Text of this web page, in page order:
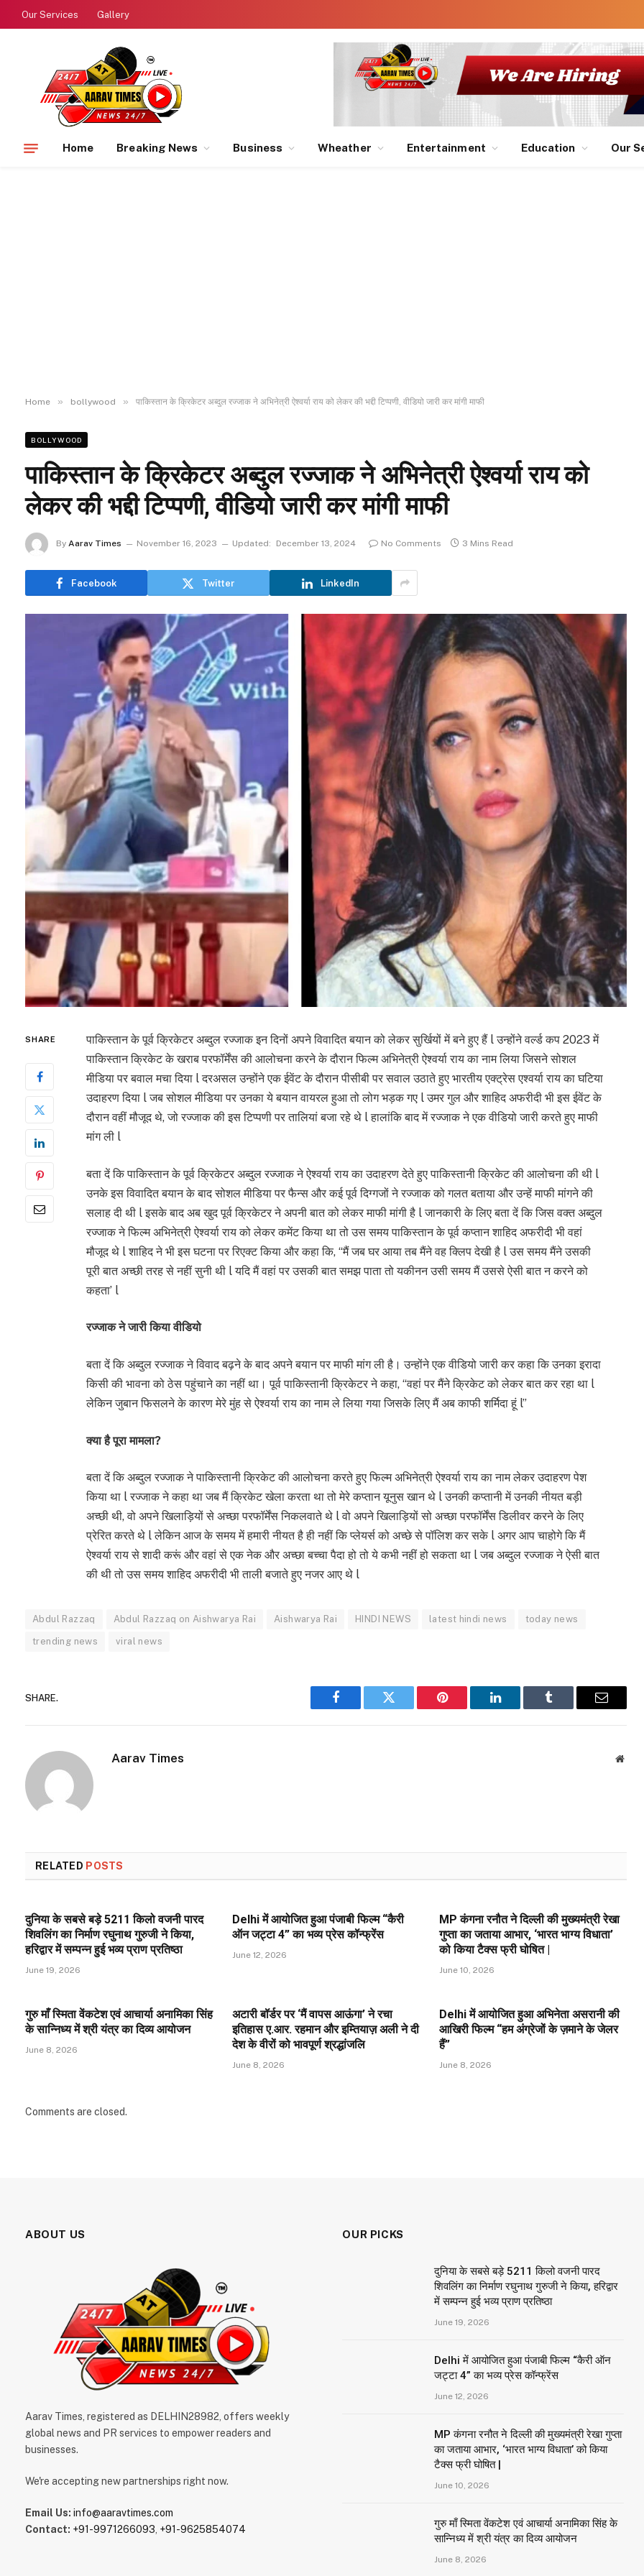
Our Services Gallery
Home Breaking News Business Wheather Entertainment Education Our
Home » bollywood » पाकिस्तान के क्रिकेटर अब्दुल रज्जाक ने अभिनेत्री ऐश्वर्या राय को लेकर की भद्दी टिप्पणी, वीडियो जारी कर मांगी माफी
BOLLYWOOD
पाकिस्तान के क्रिकेटर अब्दुल रज्जाक ने अभिनेत्री ऐश्वर्या राय को
लेकर की भद्दी टिप्पणी, वीडियो जारी कर मांगी माफी
By Aarav Times November 16, 2023 Updated: December 13, 2024 No Comments 3 Mins Read
Facebook Twitter LinkedIn
SHARE
पाकिस्तान के पूर्व क्रिकेटर अब्दुल रज्जाक इन दिनों अपने विवादित बयान को लेकर सुर्खियों में बने हुए हैं l उन्होंने वर्ल्ड कप 2023 में
पाकिस्तान क्रिकेट के खराब परफॉर्मेंस की आलोचना करने के दौरान फिल्म अभिनेत्री ऐश्वर्या राय का नाम लिया जिसने सोशल
मीडिया पर बवाल मचा दिया l दरअसल उन्होंने एक ईवेंट के दौरान पीसीबी पर सवाल उठाते हुए भारतीय एक्ट्रेस एश्वर्या राय का घटिया
उदाहरण दिया l जब सोशल मीडिया पर उनका ये बयान वायरल हुआ तो लोग भड़क गए l उमर गुल और शाहिद अफरीदी भी इस ईवेंट के
दौरान वहीं मौजूद थे, जो रज्जाक की इस टिप्पणी पर तालियां बजा रहे थे l हालांकि बाद में रज्जाक ने एक वीडियो जारी करते हुए माफी
मांग ली l
बता दें कि पाकिस्तान के पूर्व क्रिकेटर अब्दुल रज्जाक ने ऐश्वर्या राय का उदाहरण देते हुए पाकिस्तानी क्रिकेट की आलोचना की थी l
उनके इस विवादित बयान के बाद सोशल मीडिया पर फैन्स और कई पूर्व दिग्गजों ने रज्जाक को गलत बताया और उन्हें माफी मांगने की
सलाह दी थी l इसके बाद अब खुद पूर्व क्रिकेटर ने अपनी बात को लेकर माफी मांगी है l जानकारी के लिए बता दें कि जिस वक्त अब्दुल
रज्जाक ने फिल्म अभिनेत्री ऐश्वर्या राय को लेकर कमेंट किया था तो उस समय पाकिस्तान के पूर्व कप्तान शाहिद अफरीदी भी वहां
मौजूद थे l शाहिद ने भी इस घटना पर रिएक्ट किया और कहा कि, “मैं जब घर आया तब मैंने वह क्लिप देखी है l उस समय मैंने उसकी
पूरी बात अच्छी तरह से नहीं सुनी थी l यदि मैं वहां पर उसकी बात समझ पाता तो यकीनन उसी समय मैं उससे ऐसी बात न करने को
कहता’ l
रज्जाक ने जारी किया वीडियो
बता दें कि अब्दुल रज्जाक ने विवाद बढ़ने के बाद अपने बयान पर माफी मांग ली है। उन्होंने एक वीडियो जारी कर कहा कि उनका इरादा
किसी की भावना को ठेस पहुंचाने का नहीं था। पूर्व पाकिस्तानी क्रिकेटर ने कहा, “वहां पर मैंने क्रिकेट को लेकर बात कर रहा था l
लेकिन जुबान फिसलने के कारण मेरे मुंह से ऐश्वर्या राय का नाम ले लिया गया जिसके लिए मैं अब काफी शर्मिदा हूं l”
क्या है पूरा मामला?
बता दें कि अब्दुल रज्जाक ने पाकिस्तानी क्रिकेट की आलोचना करते हुए फिल्म अभिनेत्री ऐश्वर्या राय का नाम लेकर उदाहरण पेश
किया था l रज्जाक ने कहा था जब मैं क्रिकेट खेला करता था तो मेरे कप्तान यूनुस खान थे l उनकी कप्तानी में उनकी नीयत बड़ी
अच्छी थी, वो अपने खिलाड़ियों से अच्छा परफॉर्मेंस निकलवाते थे l वो अपने खिलाड़ियों सो अच्छा परफॉर्मेंस डिलीवर करने के लिए
प्रेरित करते थे l लेकिन आज के समय में हमारी नीयत है ही नहीं कि प्लेयर्स को अच्छे से पॉलिश कर सके l अगर आप चाहोगे कि मैं
ऐश्वर्या राय से शादी करूं और वहां से एक नेक और अच्छा बच्चा पैदा हो तो ये कभी नहीं हो सकता था l जब अब्दुल रज्जाक ने ऐसी बात
की थी तो उस समय शाहिद अफरीदी भी ताली बजाते हुए नजर आए थे l
Abdul Razzaq Abdul Razzaq on Aishwarya Rai Aishwarya Rai HINDI NEWS latest hindi news today news
trending news viral news
SHARE.
Facebook Twitter Pinterest LinkedIn Tumblr Email
Aarav Times
RELATED POSTS
दुनिया के सबसे बड़े 5211 किलो वजनी पारद
शिवलिंग का निर्माण रघुनाथ गुरुजी ने किया,
हरिद्वार में सम्पन्न हुई भव्य प्राण प्रतिष्ठा
June 19, 2026
Delhi में आयोजित हुआ पंजाबी फिल्म “कैरी
ऑन जट्टा 4” का भव्य प्रेस कॉन्फ्रेंस
June 12, 2026
MP कंगना रनौत ने दिल्ली की मुख्यमंत्री रेखा
गुप्ता का जताया आभार, ‘भारत भाग्य विधाता’
को किया टैक्स फ्री घोषित |
June 10, 2026
गुरु माँ स्मिता वेंकटेश एवं आचार्या अनामिका सिंह
के सान्निध्य में श्री यंत्र का दिव्य आयोजन
June 8, 2026
अटारी बॉर्डर पर ‘मैं वापस आऊंगा’ ने रचा
इतिहास ए.आर. रहमान और इम्तियाज़ अली ने दी
देश के वीरों को भावपूर्ण श्रद्धांजलि
June 8, 2026
Delhi में आयोजित हुआ अभिनेता असरानी की
आखिरी फिल्म “हम अंग्रेजों के ज़माने के जेलर
हैं”
June 8, 2026
Comments are closed.
ABOUT US
Aarav Times, registered as DELHIN28982, offers weekly
global news and PR services to empower readers and
businesses.
We're accepting new partnerships right now.
Email Us: info@aaravtimes.com
Contact: +91-9971266093 +91-9625854074
OUR PICKS
दुनिया के सबसे बड़े 5211 किलो वजनी पारद
शिवलिंग का निर्माण रघुनाथ गुरुजी ने किया, हरिद्वार
में सम्पन्न हुई भव्य प्राण प्रतिष्ठा
June 19, 2026
Delhi में आयोजित हुआ पंजाबी फिल्म “कैरी ऑन
जट्टा 4” का भव्य प्रेस कॉन्फ्रेंस
June 12, 2026
MP कंगना रनौत ने दिल्ली की मुख्यमंत्री रेखा गुप्ता
का जताया आभार, ‘भारत भाग्य विधाता’ को किया
टैक्स फ्री घोषित |
June 10, 2026
गुरु माँ स्मिता वेंकटेश एवं आचार्या अनामिका सिंह के
सान्निध्य में श्री यंत्र का दिव्य आयोजन
June 8, 2026